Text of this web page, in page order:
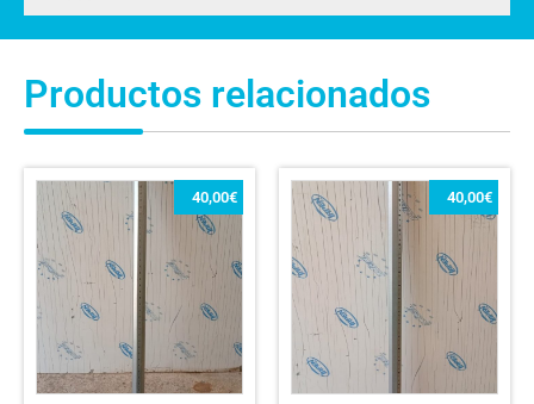
Productos relacionados
40,00€ 40,00€